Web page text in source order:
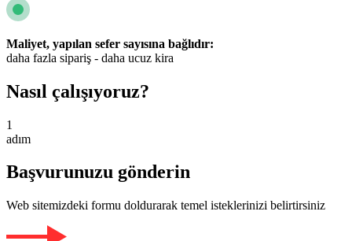
Maliyet, yapılan sefer sayısına bağlıdır:
daha fazla sipariş - daha ucuz kira
Nasıl çalışıyoruz?
1
adım
Başvurunuzu gönderin
Web sitemizdeki formu doldurarak temel isteklerinizi belirtirsiniz